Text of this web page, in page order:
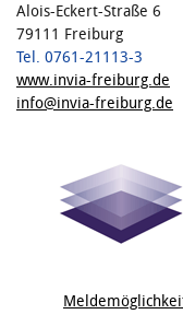
Alois-Eckert-Straße 6
79111 Freiburg
Tel. 0761-21113-3
www.invia-freiburg.de
info@invia-freiburg.de